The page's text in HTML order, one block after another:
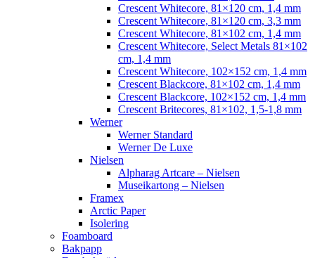
Crescent Whitecore, 81×120 cm, 1,4 mm
Crescent Whitecore, 81×120 cm, 3,3 mm
Crescent Whitecore, 81×102 cm, 1,4 mm
Crescent Whitecore, Select Metals 81×102
cm, 1,4 mm
Crescent Whitecore, 102×152 cm, 1,4 mm
Crescent Blackcore, 81×102 cm, 1,4 mm
Crescent Blackcore, 102×152 cm, 1,4 mm
Crescent Britecores, 81×102, 1,5-1,8 mm
Werner
Werner Standard
Werner De Luxe
Nielsen
Alpharag Artcare – Nielsen
Museikartong – Nielsen
Framex
Arctic Paper
Isolering
Foamboard
Bakpapp